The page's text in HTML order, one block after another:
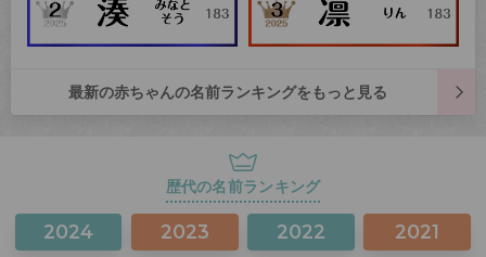
最新の赤ちゃんの名前ランキングをもっと見る
歴代の名前ランキング
2024 2023 2022 2021